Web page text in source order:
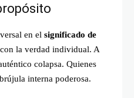
en el significado de
la verdad individual. A
colapsa. Quienes
interna poderosa.